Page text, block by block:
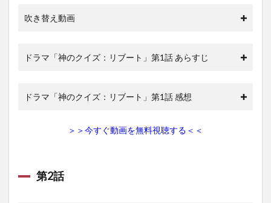
吹き替え動画
ドラマ「神のクイズ：リブート」第1話 あらすじ
ドラマ「神のクイズ：リブート」第1話 感想
＞＞今すぐ動画を無料視聴する＜＜
第2話